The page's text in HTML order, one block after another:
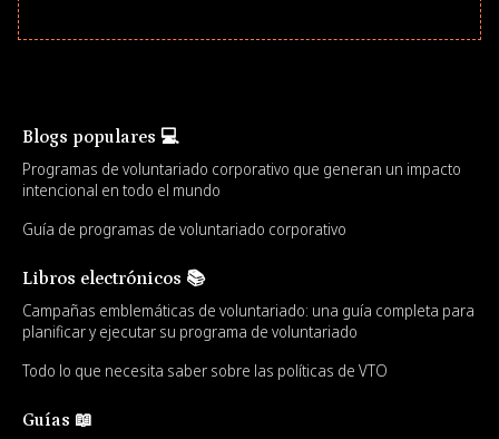
Blogs populares 💻
Programas de voluntariado corporativo que generan un impacto
intencional en todo el mundo
Guía de programas de voluntariado corporativo
Libros electrónicos 📚
Campañas emblemáticas de voluntariado: una guía completa para
planificar y ejecutar su programa de voluntariado
Todo lo que necesita saber sobre las políticas de VTO
Guías 📖